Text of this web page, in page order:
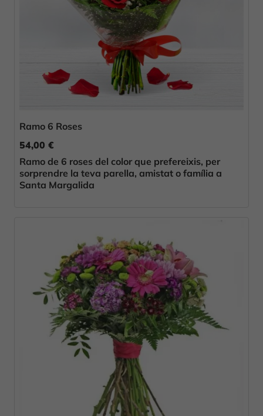
Ramo 6 Roses
54,00 €
Ramo de 6 roses del color que prefereixis, per
sorprendre la teva parella, amistat o família a
Santa Margalida